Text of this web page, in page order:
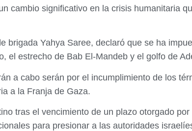
cambio significativo en la crisis humanitaria
brigada Yahya Saree, declaró que se ha
el estrecho de Bab El-Mandeb y el golfo de
a cabo serán por el incumplimiento de los
a la Franja de Gaza.
tras el vencimiento de un plazo otorgado
para presionar a las autoridades